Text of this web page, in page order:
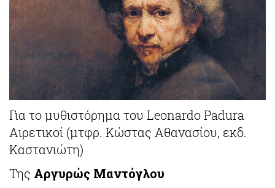
Για το μυθιστόρημα του Leonardo Padura
Αιρετικοί (μτφρ. Κώστας Αθανασίου, εκδ.
Καστανιώτη)
Της Αργυρώς Μαντόγλου